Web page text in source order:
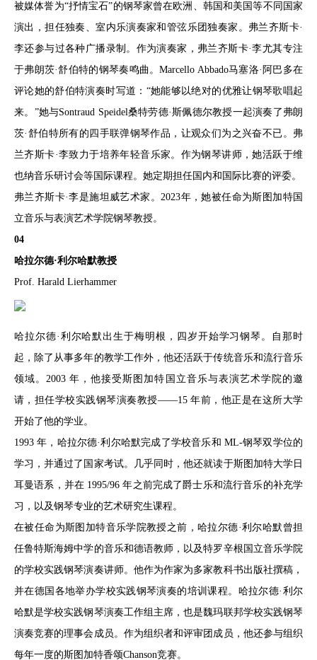
被媒体誉为“抒情宝石”的钢琴家曾在欧洲、韩国和美国等不同国家
演出，担任独奏、室内乐演奏家和管弦乐团独奏家。弗兰齐斯卡·
李还参与过各种广播录制。作为演奏家，弗兰齐斯卡·李尤其专注
于弗朗茨·舒伯特的钢琴奏鸣曲。Marcello Abbado马塞洛·阿巴多在
评论她的舒伯特演奏时写道：“她能够以绝对的优雅让钢琴歌唱起
来。”她与Sontraud Speidel桑特劳德·斯佩德尔教授一起演奏了弗朗
茨·舒伯特所有的四手联弹钢琴作品，让观众们为之兴奋不已。弗
兰齐斯卡·李致力于培养年轻音乐家。作为钢琴讲师，她活跃于维
也纳音乐研讨会等国际课程。她定期担任国内和国际比赛的评委。
弗兰齐斯卡·李是施坦威艺术家。2023年，她被任命为斯图加特国
立音乐与表演艺术学院钢琴教授。
04
哈拉尔德·利尔哈默教授
Prof. Harald Lierhammer
哈拉尔德·利尔哈默出生于梅明根，四岁开始学习钢琴。自那时
起，除了从事多年的教学工作外，他还活跃于传统音乐和流行音乐
领域。2003 年，他接受斯图加特国立音乐与表演艺术学院的邀
请，担任学校实践钢琴演奏教授——15 年前，他正是在这所大学
开始了他的学业。
1993 年，哈拉尔德·利尔哈默完成了学校音乐和 ML-钢琴双学位的
学习，并通过了国家考试。几乎同时，他还就读于斯图加特大学日
耳曼语系，并在 1995/96 年之前完成了爵士乐和流行音乐的补充学
习，以及钢琴专业的艺术研究生课程。
在被任命为斯图加特音乐学院教授之前，哈拉尔德·利尔哈默曾担
任鲁特斯海姆中学的音乐和德语教师，以及特罗辛根国立音乐学院
的学校实践钢琴演奏讲师。他作为作家为多家教科书出版社撰稿，
并在德国各地举办学校实践钢琴演奏的培训课程。哈拉尔德·利尔
哈默是学校实践钢琴演奏工作组主席，也是魏玛联邦学校实践钢琴
演奏竞赛的理事会成员。作为组织者和评审团成员，他还参与组织
每年一度的斯图加特香颂Chanson竞赛。